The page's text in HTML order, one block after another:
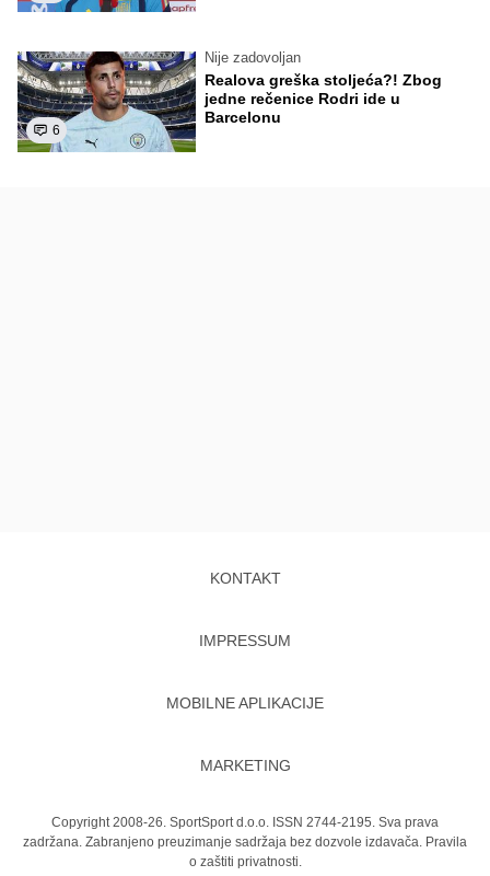
6
Nije zadovoljan
Realova greška stoljeća?! Zbog
jedne rečenice Rodri ide u
Barcelonu
KONTAKT
IMPRESSUM
MOBILNE APLIKACIJE
MARKETING
Copyright 2008-26. SportSport d.o.o. ISSN 2744-2195. Sva prava
zadržana. Zabranjeno preuzimanje sadržaja bez dozvole izdavača. Pravila
o zaštiti privatnosti.